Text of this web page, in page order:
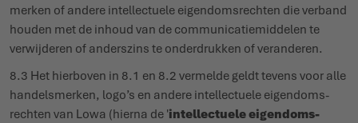
merken of andere intel­lectuele eigen­doms­rechten die verband
houden met de inhoud van de commu­ni­ca­tie­middelen te
verwijderen of anderszins te onder­drukken of veranderen.
8.3 Het hierboven in 8.1 en 8.2 vermelde geldt tevens voor alle
handels­merken, logo’s en andere intel­lectuele eigen­doms­
rechten van Lowa (hierna de 'intel­lectuele eigen­doms­